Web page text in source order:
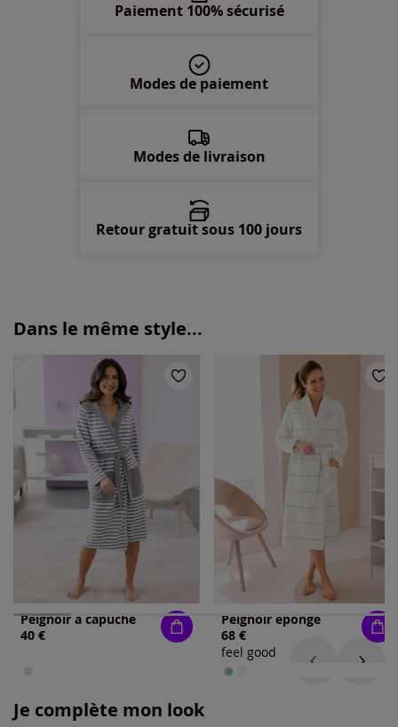
Paiement 100% sécurisé
Modes de paiement
Modes de livraison
Retour gratuit sous 100 jours
Dans le même style...
Peignoir à capuche
40 €
Peignoir éponge
68 €
feel good
Je complète mon look